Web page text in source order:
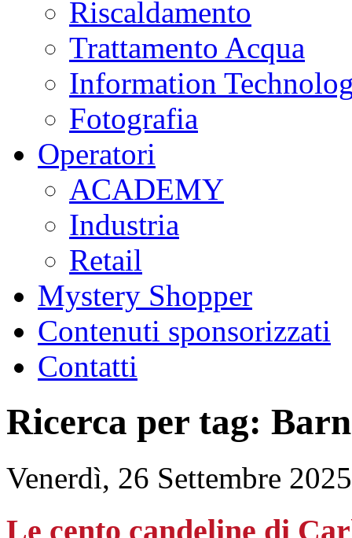
Riscaldamento
Trattamento Acqua
Information
Fotografia
Operatori
ACADEMY
Industria
Retail
Mystery Shopper
Contenuti sponsorizzati
Contatti
Ricerca per tag:
Venerdì, 26 Settembre
Le cento candeline di